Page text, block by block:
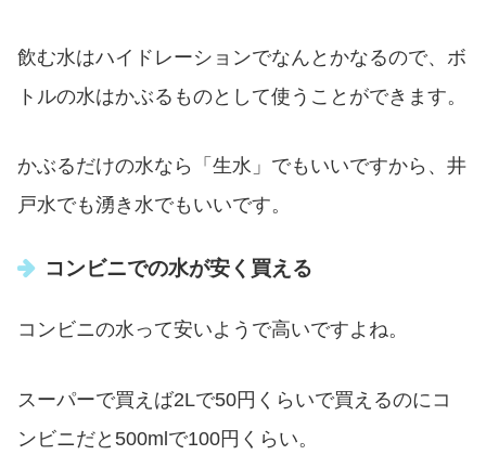
飲む水はハイドレーションでなんとかなるので、ボ
トルの水はかぶるものとして使うことができます。
かぶるだけの水なら「生水」でもいいですから、井
戸水でも湧き水でもいいです。
コンビニでの水が安く買える
コンビニの水って安いようで高いですよね。
スーパーで買えば2Lで50円くらいで買えるのにコ
ンビニだと500mlで100円くらい。